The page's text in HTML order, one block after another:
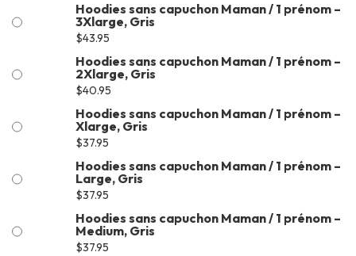
Hoodies sans capuchon Maman / 1 prénom –
3Xlarge, Gris
$43.95
Hoodies sans capuchon Maman / 1 prénom –
2Xlarge, Gris
$40.95
Hoodies sans capuchon Maman / 1 prénom –
Xlarge, Gris
$37.95
Hoodies sans capuchon Maman / 1 prénom –
Large, Gris
$37.95
Hoodies sans capuchon Maman / 1 prénom –
Medium, Gris
$37.95